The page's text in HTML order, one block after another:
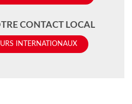
CONTACT LOCAL
INTERNATIONAUX